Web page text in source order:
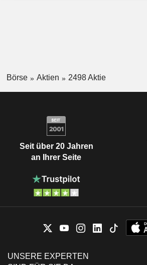
Börse Aktien 2498 Aktie
Seit über 20 Jahren
an Ihrer Seite
UNSERE EXPERTEN